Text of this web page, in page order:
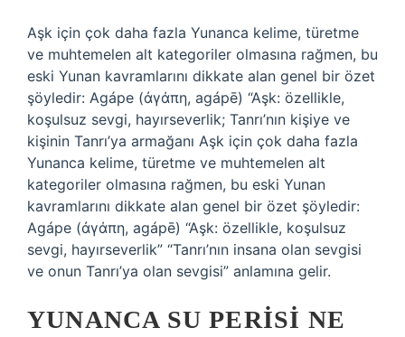
Aşk için çok daha fazla Yunanca kelime, türetme
ve muhtemelen alt kategoriler olmasına rağmen, bu
eski Yunan kavramlarını dikkate alan genel bir özet
şöyledir: Agápe (ἀγάπη, agápē) “Aşk: özellikle,
koşulsuz sevgi, hayırseverlik; Tanrı’nın kişiye ve
kişinin Tanrı’ya armağanı Aşk için çok daha fazla
Yunanca kelime, türetme ve muhtemelen alt
kategoriler olmasına rağmen, bu eski Yunan
kavramlarını dikkate alan genel bir özet şöyledir:
Agápe (ἀγάπη, agápē) “Aşk: özellikle, koşulsuz
sevgi, hayırseverlik” “Tanrı’nın insana olan sevgisi
ve onun Tanrı’ya olan sevgisi” anlamına gelir.
YUNANCA SU PERISI NE